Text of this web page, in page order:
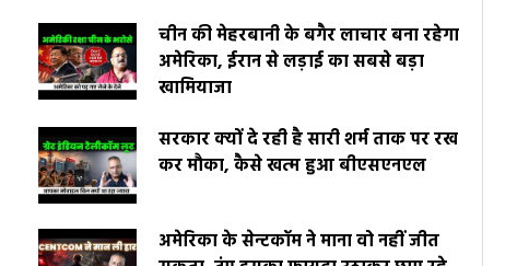
चीन की मेहरबानी के बगैर लाचार बना रहेगा
अमेरिका, ईरान से लड़ाई का सबसे बड़ा
खामियाजा
सरकार क्यों दे रही है सारी शर्म ताक पर रख
कर मौका, कैसे खत्म हुआ बीएसएनएल
अमेरिका के सेन्टकॉम ने माना वो नहीं जीत